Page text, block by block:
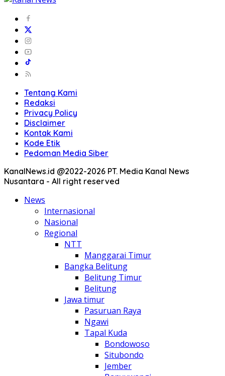
Tentang Kami
Redaksi
Privacy Policy
Disclaimer
Kontak Kami
Kode Etik
Pedoman Media Siber
KanalNews.id @2022-2026 PT. Media Kanal News
Nusantara - All right reserved
News
Internasional
Nasional
Regional
NTT
Manggarai Timur
Bangka Belitung
Belitung Timur
Belitung
Jawa timur
Pasuruan Raya
Ngawi
Tapal Kuda
Bondowoso
Situbondo
Jember